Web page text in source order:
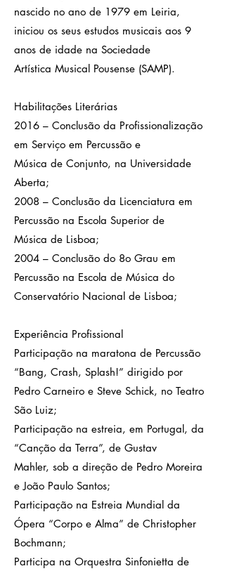
nascido no ano de 1979 em Leiria,
iniciou os seus estudos musicais aos 9
anos de idade na Sociedade
Artística Musical Pousense (SAMP).
Habilitações Literárias
2016 – Conclusão da Profissionalização
em Serviço em Percussão e
Música de Conjunto, na Universidade
Aberta;
2008 – Conclusão da Licenciatura em
Percussão na Escola Superior de
Música de Lisboa;
2004 – Conclusão do 8o Grau em
Percussão na Escola de Música do
Conservatório Nacional de Lisboa;
Experiência Profissional
Participação na maratona de Percussão
“Bang, Crash, Splash!” dirigido por
Pedro Carneiro e Steve Schick, no Teatro
São Luiz;
Participação na estreia, em Portugal, da
“Canção da Terra”, de Gustav
Mahler, sob a direção de Pedro Moreira
e João Paulo Santos;
Participação na Estreia Mundial da
Ópera “Corpo e Alma” de Christopher
Bochmann;
Participa na Orquestra Sinfonietta de